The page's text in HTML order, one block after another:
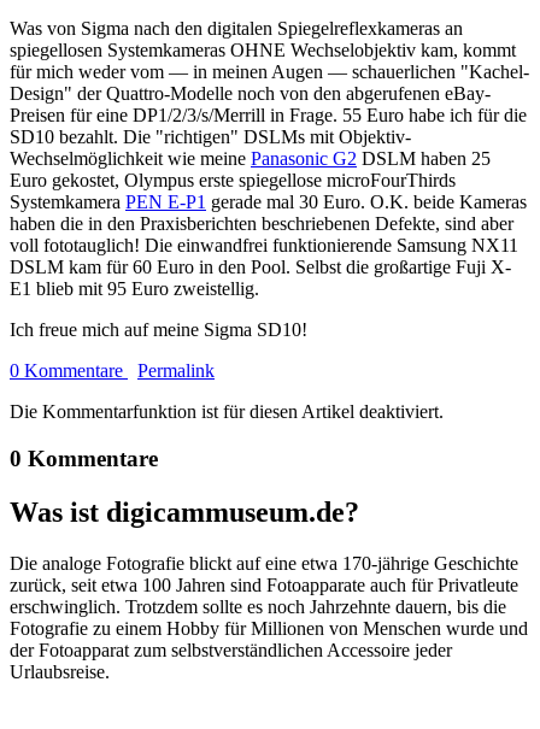
Was von Sigma nach den digitalen Spiegelreflexkameras an
spiegellosen Systemkameras OHNE Wechselobjektiv kam, kommt
für mich weder vom — in meinen Augen — schauerlichen "Kachel-
Design" der Quattro-Modelle noch von den abgerufenen eBay-
Preisen für eine DP1/2/3/s/Merrill in Frage. 55 Euro habe ich für die
SD10 bezahlt. Die "richtigen" DSLMs mit Objektiv-
Wechselmöglichkeit wie meine Panasonic G2 DSLM haben 25
Euro gekostet, Olympus erste spiegellose microFourThirds
Systemkamera PEN E-P1 gerade mal 30 Euro. O.K. beide Kameras
haben die in den Praxisberichten beschriebenen Defekte, sind aber
voll fototauglich! Die einwandfrei funktionierende Samsung NX11
DSLM kam für 60 Euro in den Pool. Selbst die großartige Fuji X-
E1 blieb mit 95 Euro zweistellig.
Ich freue mich auf meine Sigma SD10!
0 Kommentare
Permalink
Die Kommentarfunktion ist für diesen Artikel deaktiviert.
0 Kommentare
Was ist digicammuseum.de?
Die analoge Fotografie blickt auf eine etwa 170-jährige Geschichte
zurück, seit etwa 100 Jahren sind Fotoapparate auch für Privatleute
erschwinglich. Trotzdem sollte es noch Jahrzehnte dauern, bis die
Fotografie zu einem Hobby für Millionen von Menschen wurde und
der Fotoapparat zum selbstverständlichen Accessoire jeder
Urlaubsreise.